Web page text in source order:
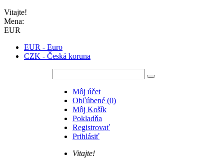
Vitajte!
Mena:
EUR
EUR - Euro
CZK - Česká koruna
Môj účet
Obľúbené (0)
Môj Košík
Pokladňa
Registrovať
Prihlásiť
Vitajte!